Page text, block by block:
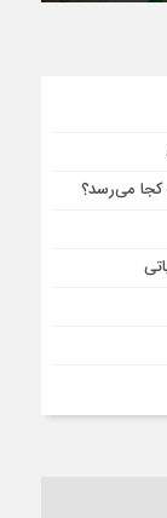
کجا می‌رسد؟